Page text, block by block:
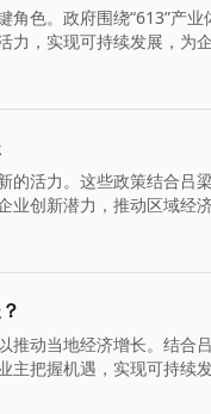
色。政府围绕“613”产
，实现可持续发展，为
活力。这些政策结合吕
创新潜力，推动区域经
动当地经济增长。结合
把握机遇，实现可持续发